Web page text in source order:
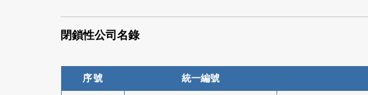
閉鎖性公司名錄
序號 統一編號